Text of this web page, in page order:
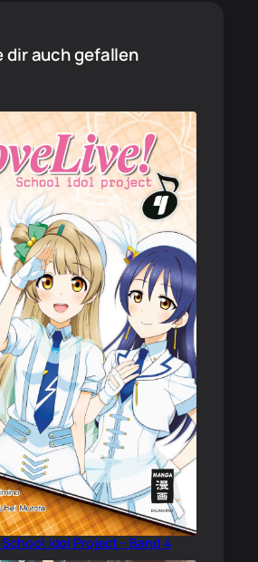
dir auch gefallen
Idol Project – Band 4